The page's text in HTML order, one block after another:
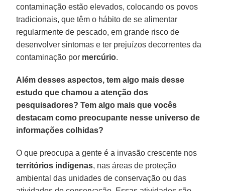
contaminação estão elevados, colocando os povos
tradicionais, que têm o hábito de se alimentar
regularmente de pescado, em grande risco de
desenvolver sintomas e ter prejuízos decorrentes da
contaminação por mercúrio.
Além desses aspectos, tem algo mais desse
estudo que chamou a atenção dos
pesquisadores? Tem algo mais que vocês
destacam como preocupante nesse universo de
informações colhidas?
O que preocupa a gente é a invasão crescente nos
territórios indígenas, nas áreas de proteção
ambiental das unidades de conservação ou das